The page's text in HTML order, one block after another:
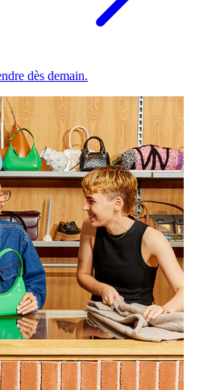
dès demain.